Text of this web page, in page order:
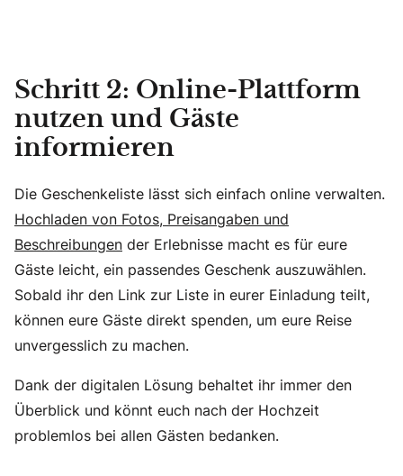
Schritt 2: Online-Plattform
nutzen und Gäste
informieren
Die Geschenkeliste lässt sich einfach online verwalten.
Hochladen von Fotos, Preisangaben und
Beschreibungen der Erlebnisse macht es für eure
Gäste leicht, ein passendes Geschenk auszuwählen.
Sobald ihr den Link zur Liste in eurer Einladung teilt,
können eure Gäste direkt spenden, um eure Reise
unvergesslich zu machen.
Dank der digitalen Lösung behaltet ihr immer den
Überblick und könnt euch nach der Hochzeit
problemlos bei allen Gästen bedanken.